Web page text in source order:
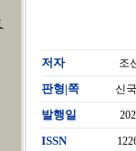
저자 조
판형|쪽 신
발행일
ISSN